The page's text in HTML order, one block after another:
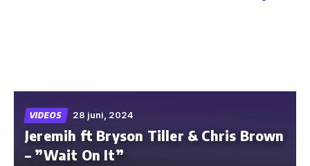
content
VIDEOS 28 juni, 2024
Jeremih ft Bryson Tiller & Chris Brown
– ”Wait On It”